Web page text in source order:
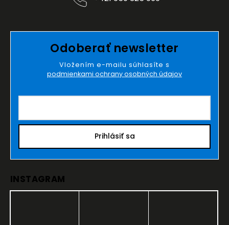
Odoberať newsletter
Vložením e-mailu súhlasíte s
podmienkami ochrany osobných údajov
Prihlásiť sa
INSTAGRAM